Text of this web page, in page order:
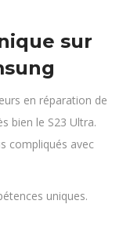
sur
en réparation de
bien le S23 Ultra.
compliqués avec
uniques.